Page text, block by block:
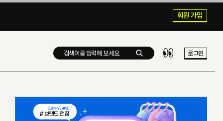
회원 가입
로그인